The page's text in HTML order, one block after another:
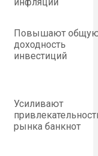
Повышают
доходность
инвестиций
Усиливают
рынка банкнот